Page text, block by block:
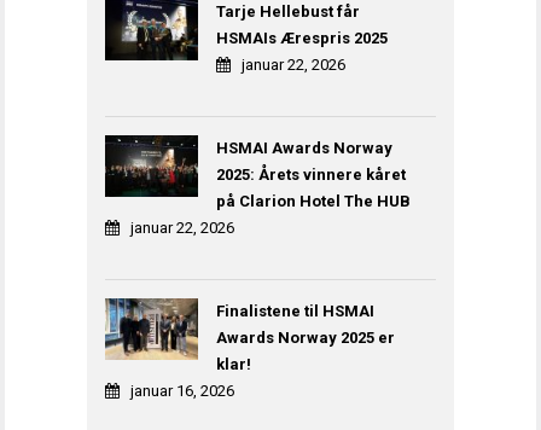
Tarje Hellebust får
HSMAIs Ærespris 2025
januar 22, 2026
HSMAI Awards Norway
2025: Årets vinnere kåret
på Clarion Hotel The HUB
januar 22, 2026
Finalistene til HSMAI
Awards Norway 2025 er
klar!
januar 16, 2026